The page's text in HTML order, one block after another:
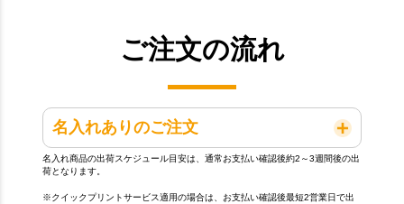
ご注文の流れ
名入れありのご注文
名入れ商品の出荷スケジュール目安は、通常お支払い確認後約2～3週間後の出
荷となります。
※クイックプリントサービス適用の場合は、お支払い確認後最短2営業日で出